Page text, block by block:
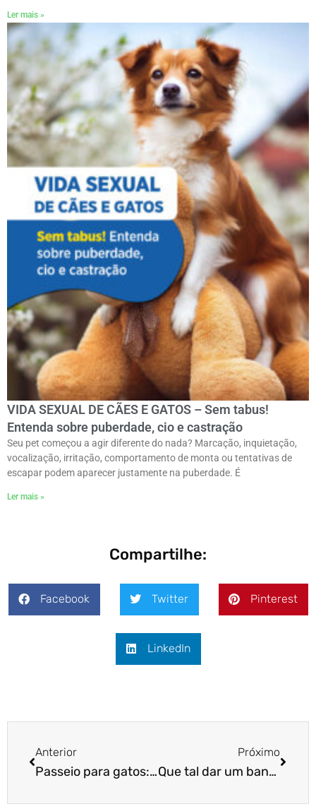
Ler mais »
VIDA SEXUAL DE CÃES E GATOS – Sem tabus!
Entenda sobre puberdade, cio e castração
Seu pet começou a agir diferente do nada? Marcação, inquietação,
vocalização, irritação, comportamento de monta ou tentativas de
escapar podem aparecer justamente na puberdade. É
Ler mais »
Compartilhe:
Facebook Twitter Pinterest
LinkedIn
Anterior
Passeio para gatos: qual é a importância?
Próximo
Que tal dar um banho no bichano?